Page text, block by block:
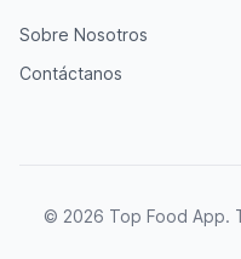
Sobre Nosotros
Contáctanos
© 2026 Top Food App.